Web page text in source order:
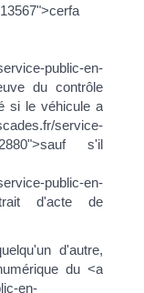
public-en-
du contrôle
si le véhicule a
service-
s'il
public-en-
d'acte de
d'autre,
du <a
en-